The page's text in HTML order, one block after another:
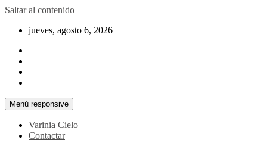
Saltar al contenido
jueves, agosto 6, 2026
Menú responsive
Varinia Cielo
Contactar